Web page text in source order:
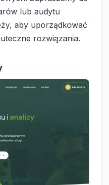
lub audytu
aby uporządkować
rozwiązania.